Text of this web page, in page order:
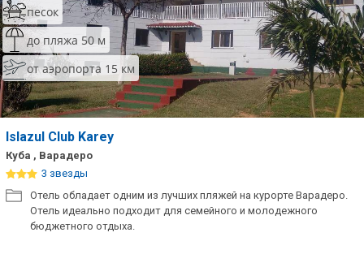
песок
до пляжа 50 м
от аэропорта 15 км
Islazul Club Karey
Куба , Варадеро
3 звезды
Отель обладает одним из лучших пляжей на курорте Варадеро.
Отель идеально подходит для семейного и молодежного
бюджетного отдыха.